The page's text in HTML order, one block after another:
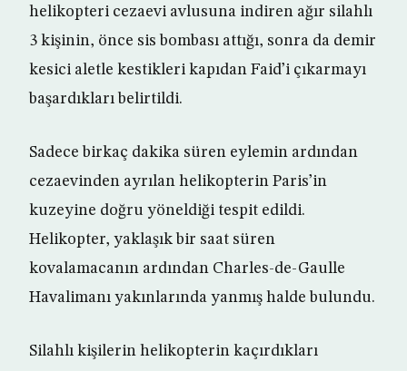
helikopteri cezaevi avlusuna indiren ağır silahlı
3 kişinin, önce sis bombası attığı, sonra da demir
kesici aletle kestikleri kapıdan Faid’i çıkarmayı
başardıkları belirtildi.
Sadece birkaç dakika süren eylemin ardından
cezaevinden ayrılan helikopterin Paris’in
kuzeyine doğru yöneldiği tespit edildi.
Helikopter, yaklaşık bir saat süren
kovalamacanın ardından Charles-de-Gaulle
Havalimanı yakınlarında yanmış halde bulundu.
Silahlı kişilerin helikopterin kaçırdıkları